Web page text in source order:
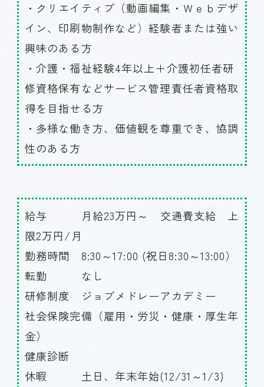
・クリエイティブ（動画編集・Ｗｅｂデザ
イン、印刷物制作など）経験者または強い
興味のある方
・介護・福祉経験4年以上＋介護初任者研
修資格保有などサービス管理責任者資格取
得を目指せる方
・多様な働き方、価値観を尊重でき、協調
性のある方
給与 月給23万円～ 交通費支給 上
限2万円/月
勤務時間 8:30～17:00 (祝日8:30～13:00）
転勤 なし
研修制度 ジョブメドレーアカデミー
社会保険完備（雇用・労災・健康・厚生年
金）
健康診断
休暇 土日、年末年始(12/31～1/3)